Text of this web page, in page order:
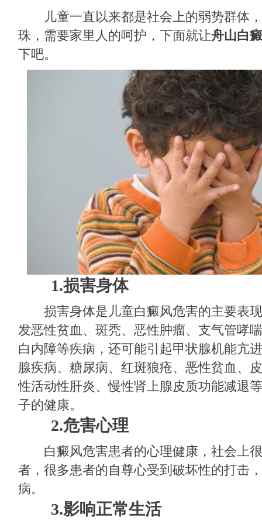
儿童一直以来都是社会上的弱势群体，
珠，需要家里人的呵护，下面就让舟山白
下吧。
1.损害身体
损害身体是儿童白癜风危害的主要表现
发恶性贫血、斑秃、恶性肿瘤、支气管哮
白内障等疾病，还可能引起甲状腺机能亢
腺疾病、糖尿病、红斑狼疮、恶性贫血、
性活动性肝炎、慢性肾上腺皮质功能减退
子的健康。
2.危害心理
白癜风危害患者的心理健康，社会上很
者，很多患者的自尊心受到破坏性的打击
病。
3.影响正常生活